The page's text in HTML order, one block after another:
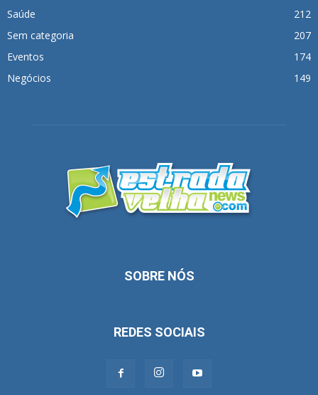
Saúde
212
Sem categoria
207
Eventos
174
Negócios
149
SOBRE NÓS
REDES SOCIAIS